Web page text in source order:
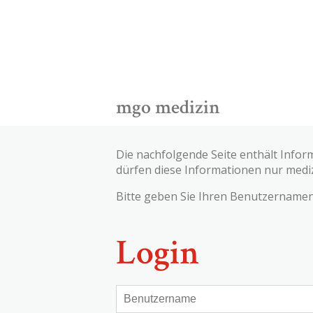
mgo medizin
Die nachfolgende Seite enthält
dürfen diese Informationen nur
Bitte geben Sie Ihren
Login